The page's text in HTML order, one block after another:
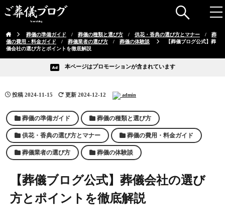
葬儀の準備ガイド / 葬儀の種類と選び方 / 供花・香典の選び方とマナー / 葬
儀の費用・料金ガイド / 葬儀業者の選び方 / 葬儀の体験談
【葬儀ブログ公式】葬
儀会社の選び方とポイントを徹底解説
本ページはプロモーションが含まれています
投稿 2024-11-15 更新 2024-12-12 admin
葬儀の準備ガイド 葬儀の種類と選び方
供花・香典の選び方とマナー 葬儀の費用・料金ガイド
葬儀業者の選び方 葬儀の体験談
【葬儀ブログ公式】葬儀会社の選び
方とポイントを徹底解説